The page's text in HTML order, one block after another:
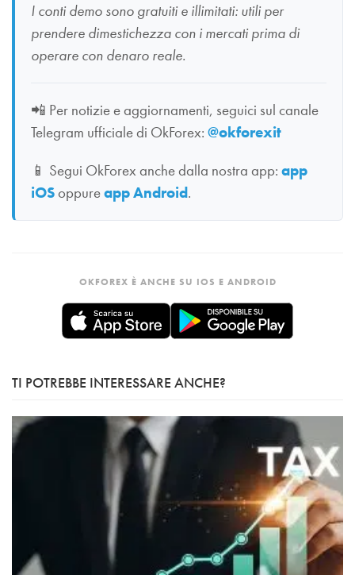
I conti demo sono gratuiti e illimitati: utili per
prendere dimestichezza con i mercati prima di
operare con denaro reale.
📲 Per notizie e aggiornamenti, seguici sul canale
Telegram ufficiale di OkForex: @okforexit
📱 Segui OkForex anche dalla nostra app: app
iOSoppureapp Android.
OKFOREX È ANCHE SU IOS E ANDROID
TI POTREBBE INTERESSARE ANCHE?